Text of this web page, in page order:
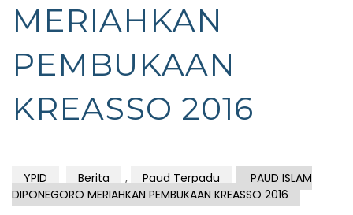
MERIAHKAN
PEMBUKAAN
KREASSO 2016
YPID Berita , Paud Terpadu
PAUD ISLAM
DIPONEGORO MERIAHKAN PEMBUKAAN KREASSO 2016